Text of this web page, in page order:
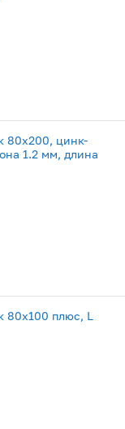
80х200, цинк-
1.2 мм, длина
80х100 плюс, L